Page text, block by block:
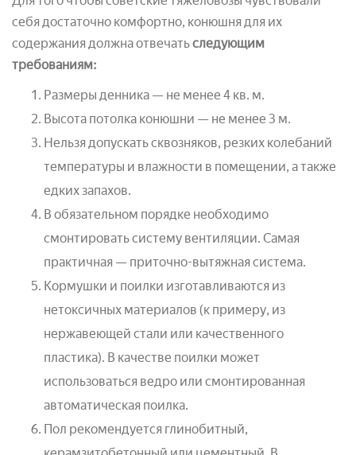
себя достаточно комфортно, конюшня для их
содержания должна отвечатьследующим
требованиям:
Размеры денника — не менее 4 кв. м.
Высота потолка конюшни — не менее 3 м.
Нельзя допускать сквозняков, резких колебаний
температуры и влажности в помещении, а также
едких запахов.
В обязательном порядке необходимо
смонтировать систему вентиляции. Самая
практичная — приточно-вытяжная система.
Кормушки и поилки изготавливаются из
нетоксичных материалов (к примеру, из
нержавеющей стали или качественного
пластика). В качестве поилки может
использоваться ведро или смонтированная
автоматическая поилка.
Пол рекомендуется глинобитный,